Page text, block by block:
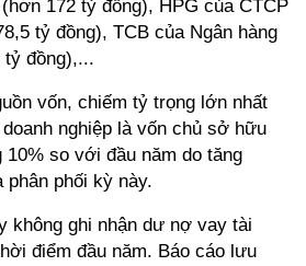
172 tỷ đồng), HPG của CTCP
tỷ đồng), TCB của Ngân hàng
tỷ đồng),...
vốn, chiếm tỷ trọng lớn nhất
nghiệp là vốn chủ sở hữu
10% so với đầu năm do tăng
phân phối kỳ này.
không ghi nhận dư nợ vay tài
điểm đầu năm. Báo cáo lưu